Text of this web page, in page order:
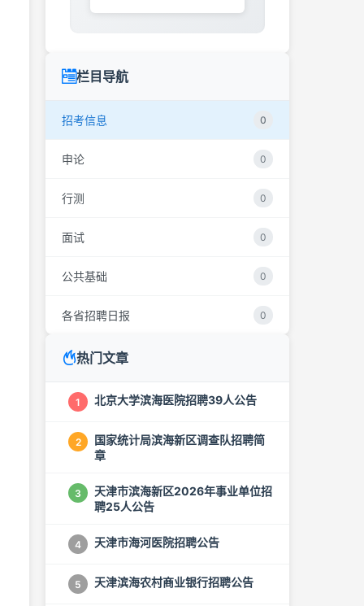
栏目导航
招考信息 0
申论 0
行测 0
面试 0
公共基础 0
各省招聘日报 0
热门文章
1 北京大学滨海医院招聘39人公告
2
国家统计局滨海新区调查队招聘简
章
3
天津市滨海新区2026年事业单位招
聘25人公告
4 天津市海河医院招聘公告
5 天津滨海农村商业银行招聘公告